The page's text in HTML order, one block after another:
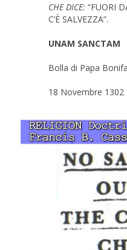
CHE DICE: “FUORI
C’È SALVEZZA”.
UNAM SANCTAM
Bolla di Papa
18 Novembre 1302